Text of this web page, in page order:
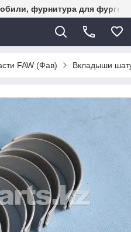
фурнитура для
FAW (Фав) Вкладыши